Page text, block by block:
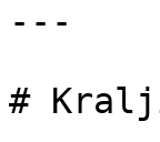
---
#